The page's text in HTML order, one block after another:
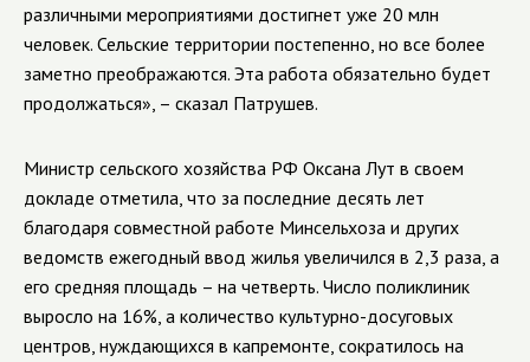
различными мероприятиями достигнет уже 20 млн
человек. Сельские территории постепенно, но все более
заметно преображаются. Эта работа обязательно будет
продолжаться», – сказал Патрушев.
Министр сельского хозяйства РФ Оксана Лут в своем
докладе отметила, что за последние десять лет
благодаря совместной работе Минсельхоза и других
ведомств ежегодный ввод жилья увеличился в 2,3 раза, а
его средняя площадь – на четверть. Число поликлиник
выросло на 16%, а количество культурно-досуговых
центров, нуждающихся в капремонте, сократилось на